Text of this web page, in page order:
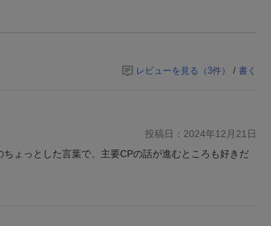
レビューを見る（ 3件） / 書く
投稿日：2024年12月21日
ょっとした言葉で、主要CPの話が進むところも好きだ